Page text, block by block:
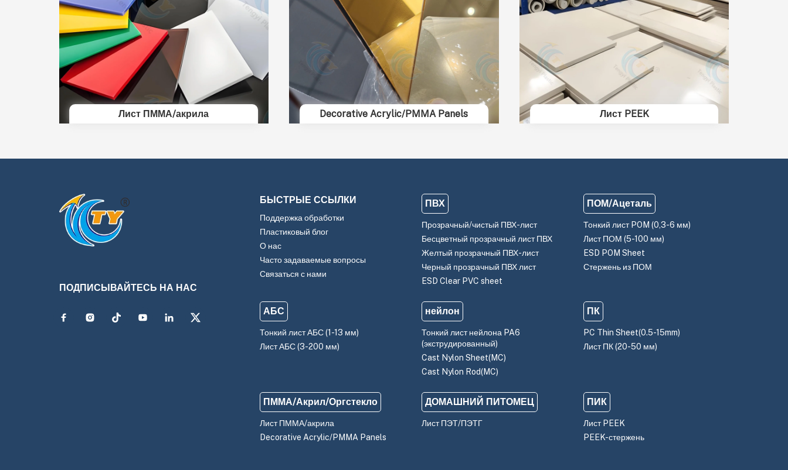
Лист ПММА/акрила Decorative Acrylic/PMMA Panels Лист PEEK
ПОДПИСЫВАЙТЕСЬ НА НАС
БЫСТРЫЕ ССЫЛКИ
Поддержка обработки
Пластиковый блог
О нас
Часто задаваемые вопросы
Связаться с нами
ПВХ
Прозрачный/чистый ПВХ-лист
Бесцветный прозрачный лист ПВХ
Желтый прозрачный ПВХ-лист
Черный прозрачный ПВХ лист
ESD Clear PVC sheet
ПОМ/Ацеталь
Тонкий лист POM (0,3-6 мм)
Лист ПОМ (5-100 мм)
ESD POM Sheet
Стержень из ПОМ
АБС
Тонкий лист АБС (1-13 мм)
Лист АБС (3-200 мм)
нейлон
Тонкий лист нейлона PA6
(экструдированный)
Cast Nylon Sheet(MC)
Cast Nylon Rod(MC)
ПК
PC Thin Sheet(0.5-15mm)
Лист ПК (20-50 мм)
ПММА/Акрил/Оргстекло
Лист ПММА/акрила
Decorative Acrylic/PMMA Panels
ДОМАШНИЙ ПИТОМЕЦ
Лист ПЭТ/ПЭТГ
ПИК
Лист PEEK
PEEK-стержень